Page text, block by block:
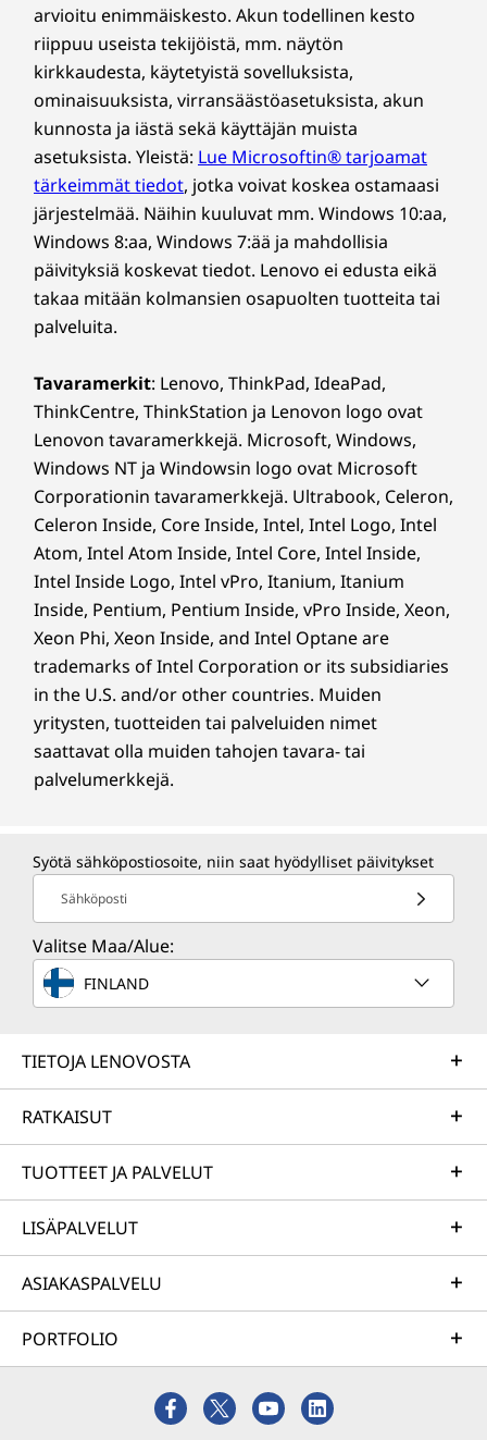
arvioitu enimmäiskesto. Akun todellinen kesto
riippuu useista tekijöistä, mm. näytön
kirkkaudesta, käytetyistä sovelluksista,
ominaisuuksista, virransäästöasetuksista, akun
kunnosta ja iästä sekä käyttäjän muista
asetuksista. Yleistä: Lue Microsoftin® tarjoamat
tärkeimmät tiedot, jotka voivat koskea ostamaasi
järjestelmää. Näihin kuuluvat mm. Windows 10:aa,
Windows 8:aa, Windows 7:ää ja mahdollisia
päivityksiä koskevat tiedot. Lenovo ei edusta eikä
takaa mitään kolmansien osapuolten tuotteita tai
palveluita.
Tavaramerkit: Lenovo, ThinkPad, IdeaPad,
ThinkCentre, ThinkStation ja Lenovon logo ovat
Lenovon tavaramerkkejä. Microsoft, Windows,
Windows NT ja Windowsin logo ovat Microsoft
Corporationin tavaramerkkejä. Ultrabook, Celeron,
Celeron Inside, Core Inside, Intel, Intel Logo, Intel
Atom, Intel Atom Inside, Intel Core, Intel Inside,
Intel Inside Logo, Intel vPro, Itanium, Itanium
Inside, Pentium, Pentium Inside, vPro Inside, Xeon,
Xeon Phi, Xeon Inside, and Intel Optane are
trademarks of Intel Corporation or its subsidiaries
in the U.S. and/or other countries. Muiden
yritysten, tuotteiden tai palveluiden nimet
saattavat olla muiden tahojen tavara- tai
palvelumerkkejä.
Syötä sähköpostiosoite, niin saat hyödylliset päivitykset
Sähköposti
Valitse Maa/Alue:
FINLAND
TIETOJA LENOVOSTA
RATKAISUT
TUOTTEET JA PALVELUT
LISÄPALVELUT
ASIAKASPALVELU
PORTFOLIO